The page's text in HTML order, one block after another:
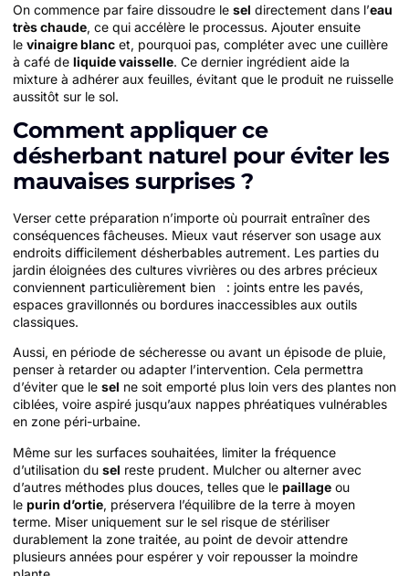
On commence par faire dissoudre le sel directement dans l’eau
très chaude, ce qui accélère le processus. Ajouter ensuite
le vinaigre blanc et, pourquoi pas, compléter avec une cuillère
à café de liquide vaisselle. Ce dernier ingrédient aide la
mixture à adhérer aux feuilles, évitant que le produit ne ruisselle
aussitôt sur le sol.
Comment appliquer ce
désherbant naturel pour éviter les
mauvaises surprises ?
Verser cette préparation n’importe où pourrait entraîner des
conséquences fâcheuses. Mieux vaut réserver son usage aux
endroits difficilement désherbables autrement. Les parties du
jardin éloignées des cultures vivrières ou des arbres précieux
conviennent particulièrement bien : joints entre les pavés,
espaces gravillonnés ou bordures inaccessibles aux outils
classiques.
Aussi, en période de sécheresse ou avant un épisode de pluie,
penser à retarder ou adapter l’intervention. Cela permettra
d’éviter que le sel ne soit emporté plus loin vers des plantes non
ciblées, voire aspiré jusqu’aux nappes phréatiques vulnérables
en zone péri-urbaine.
Même sur les surfaces souhaitées, limiter la fréquence
d’utilisation du sel reste prudent. Mulcher ou alterner avec
d’autres méthodes plus douces, telles que le paillage ou
le purin d’ortie, préservera l’équilibre de la terre à moyen
terme. Miser uniquement sur le sel risque de stériliser
durablement la zone traitée, au point de devoir attendre
plusieurs années pour espérer y voir repousser la moindre